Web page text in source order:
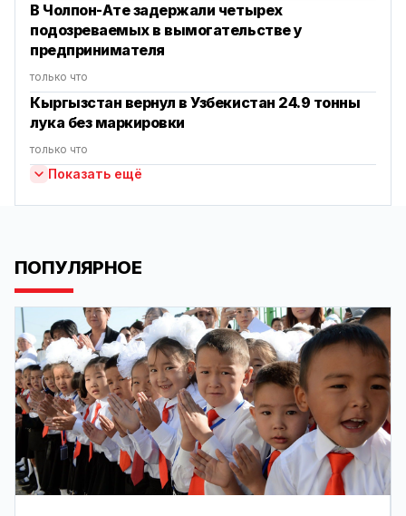
В Чолпон-Ате задержали четырех
подозреваемых в вымогательстве у
предпринимателя
только что
Кыргызстан вернул в Узбекистан 24.9 тонны
лука без маркировки
только что
Показать ещё
ПОПУЛЯРНОЕ